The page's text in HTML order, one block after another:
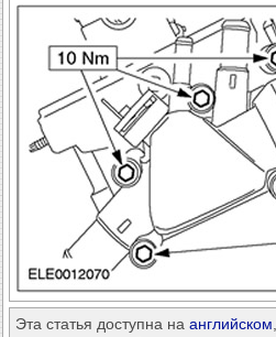
Эта статья доступна на английском